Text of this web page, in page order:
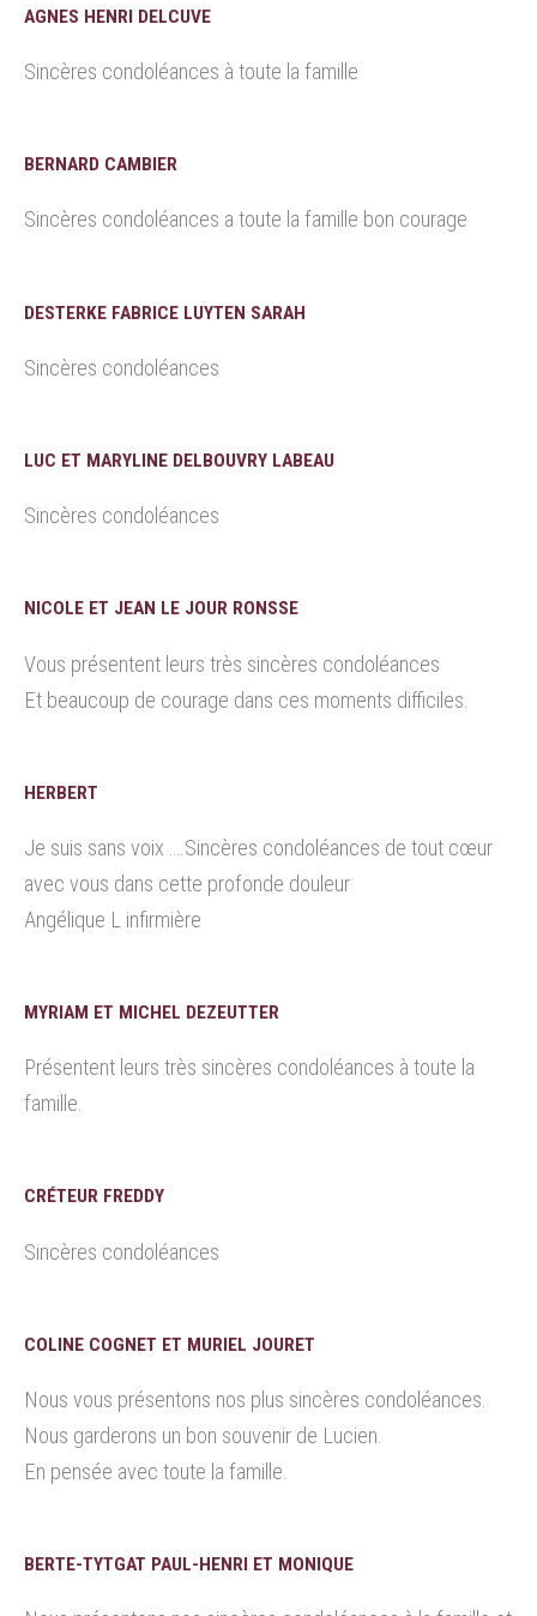
AGNES HENRI DELCUVE
Sincères condoléances à toute la famille
BERNARD CAMBIER
Sincères condoléances a toute la famille bon courage
DESTERKE FABRICE LUYTEN SARAH
Sincères condoléances
LUC ET MARYLINE DELBOUVRY LABEAU
Sincères condoléances
NICOLE ET JEAN LE JOUR RONSSE
Vous présentent leurs très sincères condoléances
Et beaucoup de courage dans ces moments difficiles.
HERBERT
Je suis sans voix ….Sincères condoléances de tout cœur
avec vous dans cette profonde douleur
Angélique L infirmière
MYRIAM ET MICHEL DEZEUTTER
Présentent leurs très sincères condoléances à toute la
famille.
CRÉTEUR FREDDY
Sincères condoléances
COLINE COGNET ET MURIEL JOURET
Nous vous présentons nos plus sincères condoléances.
Nous garderons un bon souvenir de Lucien.
En pensée avec toute la famille.
BERTE-TYTGAT PAUL-HENRI ET MONIQUE